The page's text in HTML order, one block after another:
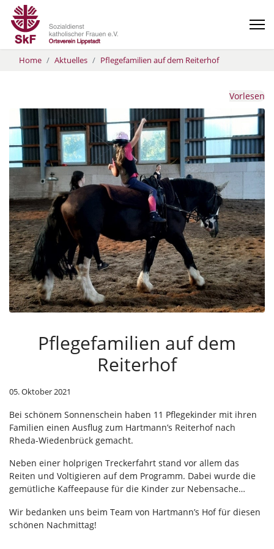
Home Aktuelles Pflegefamilien auf dem Reiterhof
Vorlesen
Pflegefamilien auf dem
Reiterhof
05. Oktober 2021
Bei schönem Sonnenschein haben 11 Pflegekinder mit ihren
Familien einen Ausflug zum Hartmann’s Reiterhof nach
Rheda-Wiedenbrück gemacht.
Neben einer holprigen Treckerfahrt stand vor allem das
Reiten und Voltigieren auf dem Programm. Dabei wurde die
gemütliche Kaffeepause für die Kinder zur Nebensache…
Wir bedanken uns beim Team von Hartmann’s Hof für diesen
schönen Nachmittag!